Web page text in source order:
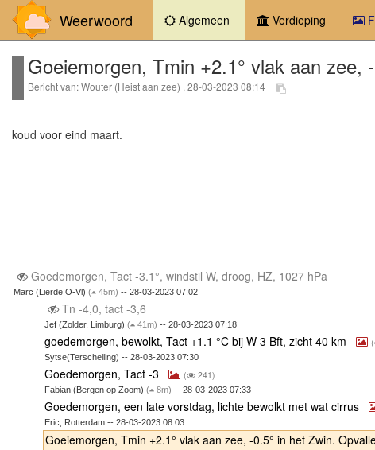
Weerwoord Algemeen (current)Verdieping
Goeiemorgen, Tmin +2.1° vlak aan zee,
Bericht van: Wouter (Heist aan zee) , 28-03-2023 08:14
koud voor eind maart.
Goedemorgen, Tact -3.1°, windstil W, droog, HZ, 1027 hPa
Marc (Lierde O-Vl) ( 45m) -- 28-03-2023 07:02
Tn -4,0, tact -3,6
Jef (Zolder, Limburg)( 41m) -- 28-03-2023 07:18
goedemorgen, bewolkt, Tact +1.1 °C bij W 3 Bft, zicht 40 km (
Sytse(Terschelling) -- 28-03-2023 07:30
Goedemorgen, Tact -3 ( 241)
Fabian (Bergen op Zoom)( 8m) -- 28-03-2023 07:33
Goedemorgen, een late vorstdag, lichte bewolkt met wat cirrus
Eric, Rotterdam -- 28-03-2023 08:03
Goeiemorgen, Tmin +2.1° vlak aan zee, -0.5° in het Zwin.